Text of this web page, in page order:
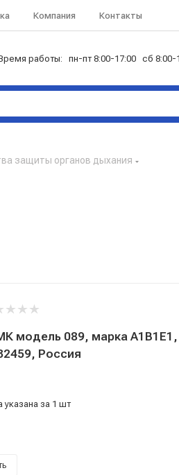
Компания Контакты
работы: пн-пт 8:00-17:00 сб 8:00-
защиты органов дыхания
Россия
за 1 шт